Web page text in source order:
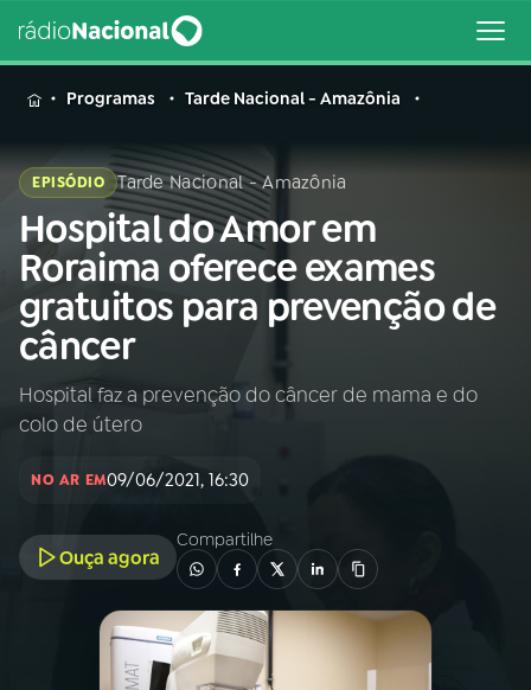
MENU
Buscar
na
Rádio
Nacional
Buscar
01 INÍCIO
PROGRAMAÇÃO
PROGRAMAS
Programas Tarde Nacional - Amazônia
EPISÓDIO Tarde Nacional - Amazônia
Hospital do Amor em
Roraima oferece exames
gratuitos para prevenção de
câncer
Hospital faz a prevenção do câncer de mama e do
colo de útero
NO AR EM09/06/2021, 16:30
Ouça agora
Compartilhe